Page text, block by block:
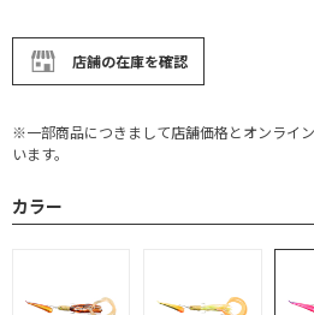
店舗の在庫を確認
※一部商品につきまして店舗価格とオンライ
います。
カラー